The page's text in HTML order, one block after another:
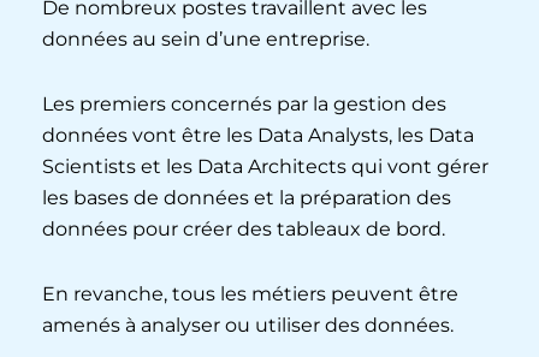
De nombreux postes travaillent avec les
données au sein d’une entreprise.
Les premiers concernés par la gestion des
données vont être les Data Analysts, les Data
Scientists et les Data Architects qui vont gérer
les bases de données et la préparation des
données pour créer des tableaux de bord.
En revanche, tous les métiers peuvent être
amenés à analyser ou utiliser des données.